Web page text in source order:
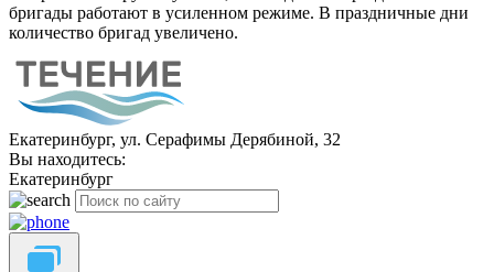
бригады работают в усиленном режиме. В праздничные дни
количество бригад увеличено.
Екатеринбург, ул. Серафимы Дерябиной, 32
Вы находитесь:
Екатеринбург